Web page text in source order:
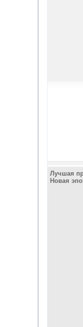
Лучшая
Новая